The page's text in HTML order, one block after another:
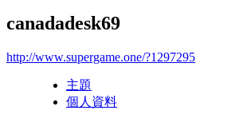
canadadesk69
http://www.supergame.one/?1297295
主題
個人資料